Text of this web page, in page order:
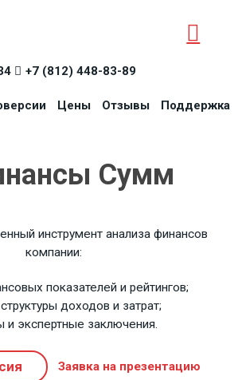
+7 (812) 448-83-89
Цены Отзывы Поддержка
Сумм
инструмент анализа финансов
компании:
показателей и рейтингов;
доходов и затрат;
и экспертные заключения.
Заявка на презентацию